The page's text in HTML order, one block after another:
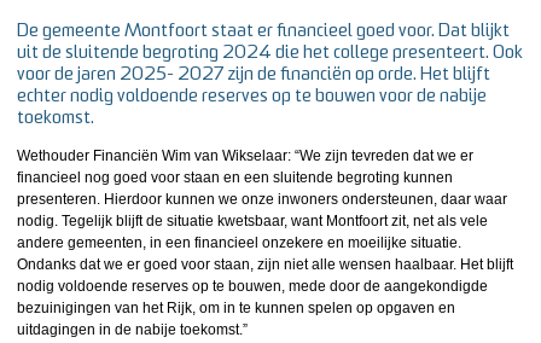
De gemeente Montfoort staat er financieel goed voor. Dat blijkt
uit de sluitende begroting 2024 die het college presenteert. Ook
voor de jaren 2025- 2027 zijn de financiën op orde. Het blijft
echter nodig voldoende reserves op te bouwen voor de nabije
toekomst.
Wethouder Financiën Wim van Wikselaar: “We zijn tevreden dat we er
financieel nog goed voor staan en een sluitende begroting kunnen
presenteren. Hierdoor kunnen we onze inwoners ondersteunen, daar waar
nodig. Tegelijk blijft de situatie kwetsbaar, want Montfoort zit, net als vele
andere gemeenten, in een financieel onzekere en moeilijke situatie.
Ondanks dat we er goed voor staan, zijn niet alle wensen haalbaar. Het blijft
nodig voldoende reserves op te bouwen, mede door de aangekondigde
bezuinigingen van het Rijk, om in te kunnen spelen op opgaven en
uitdagingen in de nabije toekomst.”